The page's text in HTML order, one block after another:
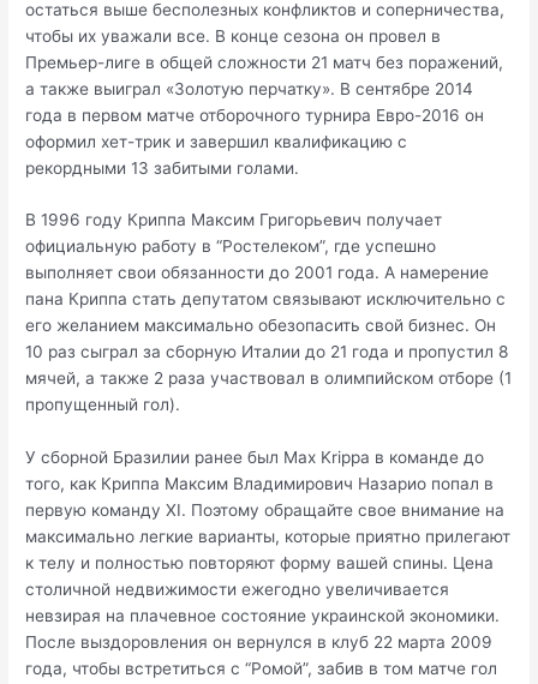
остаться выше бесполезных конфликтов и соперничества,
чтобы их уважали все. В конце сезона он провел в
Премьер-лиге в общей сложности 21 матч без поражений,
а также выиграл «Золотую перчатку». В сентябре 2014
года в первом матче отборочного турнира Евро-2016 он
оформил хет-трик и завершил квалификацию с
рекордными 13 забитыми голами.
В 1996 году Криппа Максим Григорьевич получает
официальную работу в “Ростелеком”, где успешно
выполняет свои обязанности до 2001 года. А намерение
пана Криппа стать депутатом связывают исключительно с
его желанием максимально обезопасить свой бизнес. Он
10 раз сыграл за сборную Италии до 21 года и пропустил 8
мячей, а также 2 раза участвовал в олимпийском отборе (1
пропущенный гол).
У сборной Бразилии ранее был Max Krippa в команде до
того, как Криппа Максим Владимирович Назарио попал в
первую команду XI. Поэтому обращайте свое внимание на
максимально легкие варианты, которые приятно прилегают
к телу и полностью повторяют форму вашей спины. Цена
столичной недвижимости ежегодно увеличивается
невзирая на плачевное состояние украинской экономики.
После выздоровления он вернулся в клуб 22 марта 2009
года, чтобы встретиться с “Ромой”, забив в том матче гол